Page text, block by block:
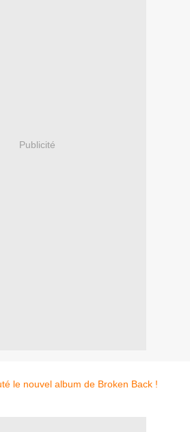
Publicité